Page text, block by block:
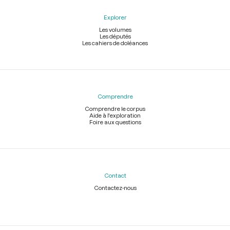
Explorer
Les volumes
Les députés
Les cahiers de doléances
Comprendre
Comprendre le corpus
Aide à l'exploration
Foire aux questions
Contact
Contactez-nous
Légal